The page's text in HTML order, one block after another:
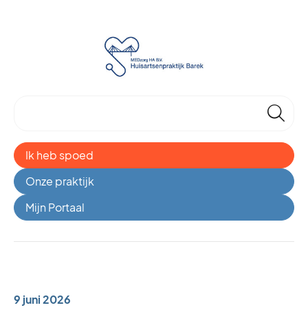
🔎
Onze praktijk
Mijn Portaal
Ik heb spoed
9 juni 2026